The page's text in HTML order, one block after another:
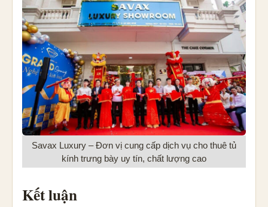
Savax Luxury – Đơn vị cung cấp dịch vụ cho thuê tủ
kính trưng bày uy tín, chất lượng cao
Kết luận